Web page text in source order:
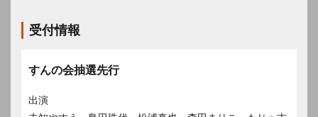
受付情報
すんの会抽選先行
出演